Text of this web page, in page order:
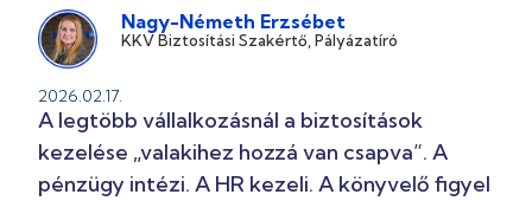
Nagy-Németh Erzsébet
KKV Biztosítási Szakértő, Pályázatíró
2026.02.17.
A legtöbb vállalkozásnál a biztosítások
kezelése „valakihez hozzá van csapva”. A
pénzügy intézi. A HR kezeli. A könyvelő figyel